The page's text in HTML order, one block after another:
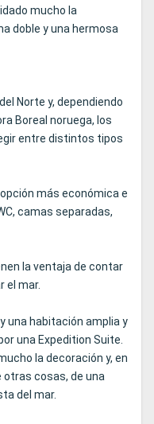
mucho la
doble y una hermosa
Norte y, dependiendo
Boreal noruega, los
entre distintos tipos
más económica e
camas separadas,
la ventaja de contar
el mar.
una habitación amplia y
una Expedition Suite.
la decoración y, en
otras cosas, de una
del mar.